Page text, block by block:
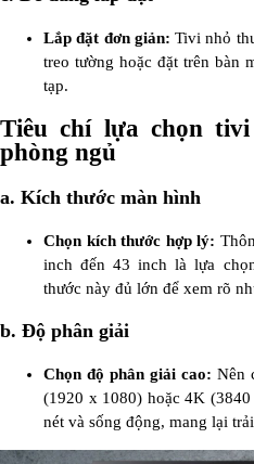
Lắp đặt đơn giản: Tivi nhỏ
treo tường hoặc đặt trên bàn
tạp.
Tiêu chí lựa chọn
phòng ngủ
a. Kích thước màn hình
Chọn kích thước hợp lý:
inch đến 43 inch là lựa
thước này đủ lớn để xem rõ
b. Độ phân giải
Chọn độ phân giải cao: Nên
(1920 x 1080) hoặc 4K
nét và sống động, mang lại